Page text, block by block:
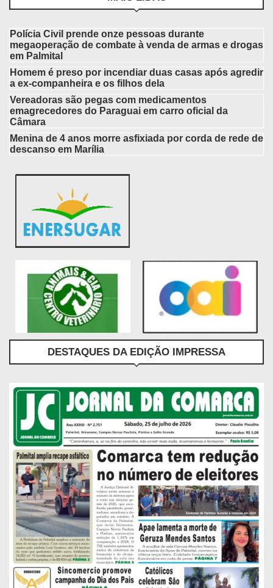
Polícia Civil prende onze pessoas durante
megaoperação de combate à venda de armas e drogas
em Palmital
Homem é preso por incendiar duas casas após agredir
a ex-companheira e os filhos dela
Vereadoras são pegas com medicamentos
emagrecedores do Paraguai em carro oficial da
Câmara
Menina de 4 anos morre asfixiada por corda de rede de
descanso em Marília
DESTAQUES DA EDIÇÃO IMPRESSA